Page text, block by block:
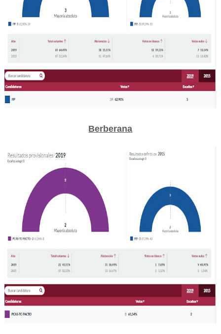
Berberana